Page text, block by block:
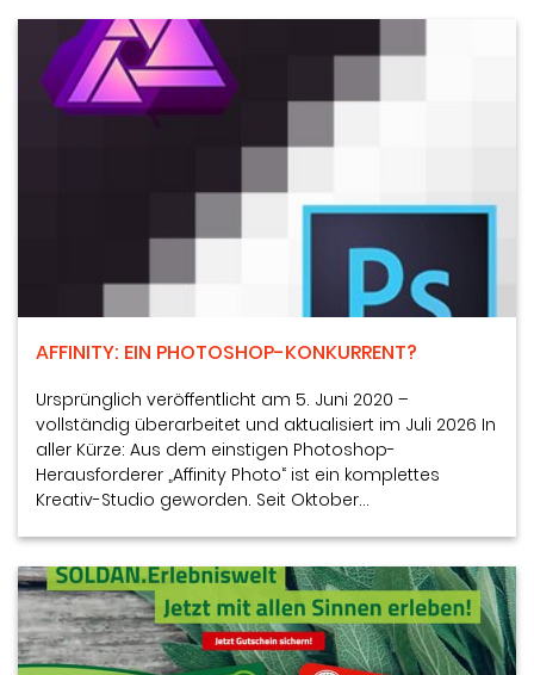
AFFINITY: EIN PHOTOSHOP-KONKURRENT?
Ursprünglich veröffentlicht am 5. Juni 2020 –
vollständig überarbeitet und aktualisiert im Juli 2026 In
aller Kürze: Aus dem einstigen Photoshop-
Herausforderer „Affinity Photo“ ist ein komplettes
Kreativ-Studio geworden. Seit Oktober…